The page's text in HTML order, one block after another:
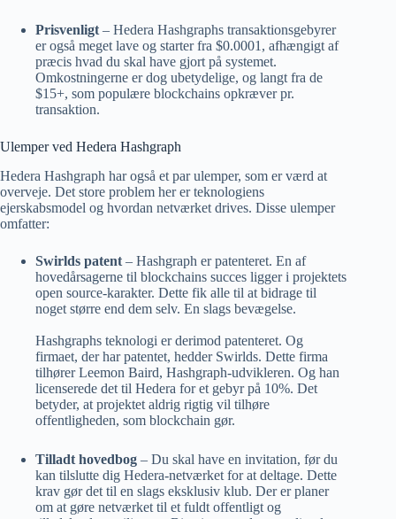
Prisvenligt – Hedera Hashgraphs transaktionsgebyrer
er også meget lave og starter fra $0.0001, afhængigt af
præcis hvad du skal have gjort på systemet.
Omkostningerne er dog ubetydelige, og langt fra de
$15+, som populære blockchains opkræver pr.
transaktion.
Ulemper ved Hedera Hashgraph
Hedera Hashgraph har også et par ulemper, som er værd at
overveje. Det store problem her er teknologiens
ejerskabsmodel og hvordan netværket drives. Disse ulemper
omfatter:
Swirlds patent – Hashgraph er patenteret. En af
hovedårsagerne til blockchains succes ligger i projektets
open source-karakter. Dette fik alle til at bidrage til
noget større end dem selv. En slags bevægelse.
Hashgraphs teknologi er derimod patenteret. Og
firmaet, der har patentet, hedder Swirlds. Dette firma
tilhører Leemon Baird, Hashgraph-udvikleren. Og han
licenserede det til Hedera for et gebyr på 10%. Det
betyder, at projektet aldrig rigtig vil tilhøre
offentligheden, som blockchain gør.
Tilladt hovedbog – Du skal have en invitation, før du
kan tilslutte dig Hedera-netværket for at deltage. Dette
krav gør det til en slags eksklusiv klub. Der er planer
om at gøre netværket til et fuldt offentligt og